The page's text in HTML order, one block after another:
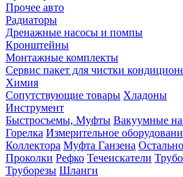
Прочее авто
Радиаторы
Дренажные насосы и помпы
Кронштейны
Монтажные комплекты
Сервис пакет для чистки
Химия
Сопутствующие товары Хладоны
Инструмент
Быстросъемы, Муфты Вакуумные
Горелка Измерительное
Коллектора Муфта Ганзена
Проколки Рефко Течеискатели
Труборезы Шланги